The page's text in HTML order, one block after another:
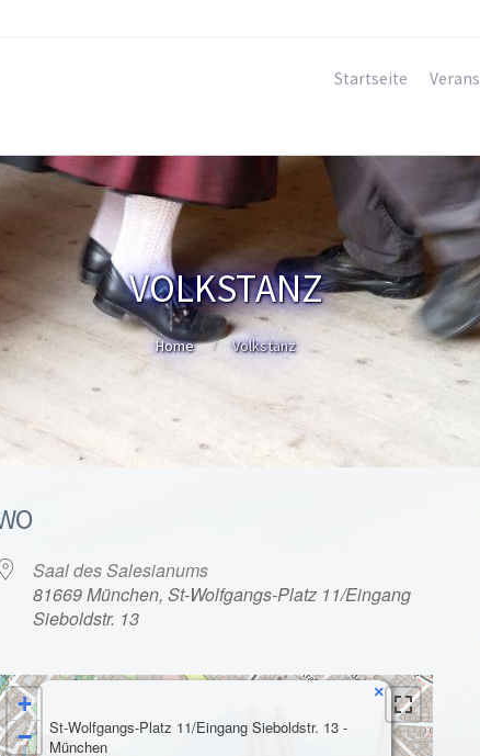
Startseite
VOLKSTANZ
Home Volkstanz
Saal des Salesianums
81669 München, St-Wolfgangs-Platz 11/Eingang
Sieboldstr. 13
St-Wolfgangs-Platz 11/Eingang Sieboldstr. 13 -
München
×
+
−